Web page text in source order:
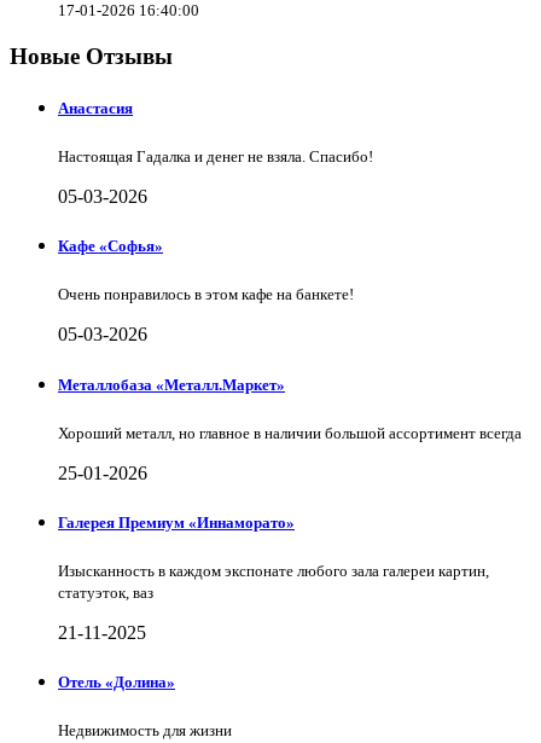
17-01-2026 16:40:00
Новые Отзывы
Анастасия
Настоящая Гадалка и денег не взяла. Спасибо!
05-03-2026
Кафе «Софья»
Очень понравилось в этом кафе на банкете!
05-03-2026
Металлобаза «Металл.Маркет»
Хороший металл, но главное в наличии большой ассортимент всегда
25-01-2026
Галерея Премиум «Иннаморато»
Изысканность в каждом экспонате любого зала галереи картин,
статуэток, ваз
21-11-2025
Отель «Долина»
Недвижимость для жизни